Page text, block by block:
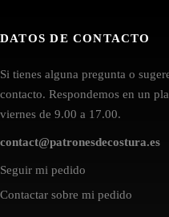
DATOS DE CONTACTO
Si tienes alguna pregunta o
contacto. Respondemos en un
viernes de 9.00 a 17.00.
contact@patronesdecostura.es
Seguir mi pedido
Contactar sobre mi pedido